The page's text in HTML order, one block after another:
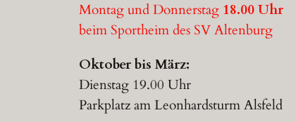
Montag und Donnerstag 18.00 Uhr
beim Sportheim des SV Altenburg
Oktober bis März:
Dienstag 19.00 Uhr
Parkplatz am Leonhardsturm Alsfeld